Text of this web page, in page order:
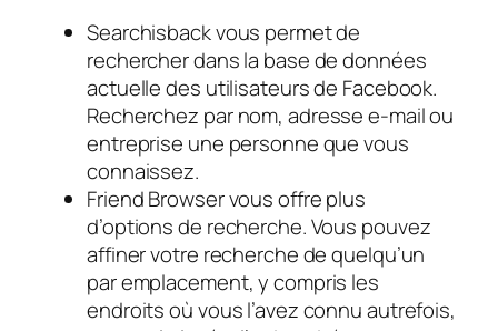
Searchisback vous permet de
rechercher dans la base de données
actuelle des utilisateurs de Facebook.
Recherchez par nom, adresse e-mail ou
entreprise une personne que vous
connaissez.
Friend Browser vous offre plus
d’options de recherche. Vous pouvez
affiner votre recherche de quelqu’un
par emplacement, y compris les
endroits où vous l’avez connu autrefois,